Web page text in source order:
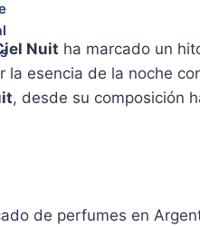
Nuit ha marcado un
esencia de la noche
, desde su composición
de perfumes en